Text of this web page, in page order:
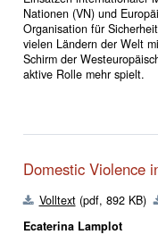
Nationen (VN) und
Organisation für
vielen Ländern der Welt
Schirm der
aktive Rolle mehr spielt.
Domestic Violence
Volltext(pdf, 892 KB)
Ecaterina Lamplot